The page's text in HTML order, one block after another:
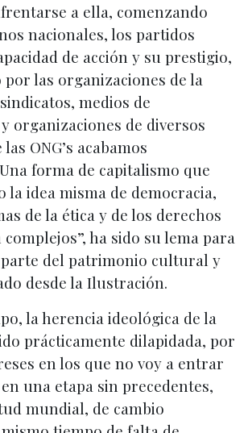
a ella, comenzando
nacionales, los partidos
de acción y su prestigio,
las organizaciones de la
medios de
organizaciones de diversos
ONG’s acabamos
forma de capitalismo que
la idea misma de democracia,
de la ética y de los derechos
ha sido su lema para
del patrimonio cultural y
desde la Ilustración.
la herencia ideológica de la
prácticamente dilapidada, por
en los que no voy a entrar
una etapa sin precedentes,
mundial, de cambio